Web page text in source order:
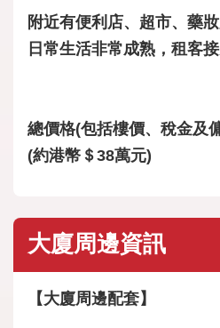
附近有便利店、超市、藥
日常生活非常成熟，租客接
總價格(包括樓價、稅金及
(約港幣＄38萬元)
大廈周邊資訊
【大廈周邊配套】